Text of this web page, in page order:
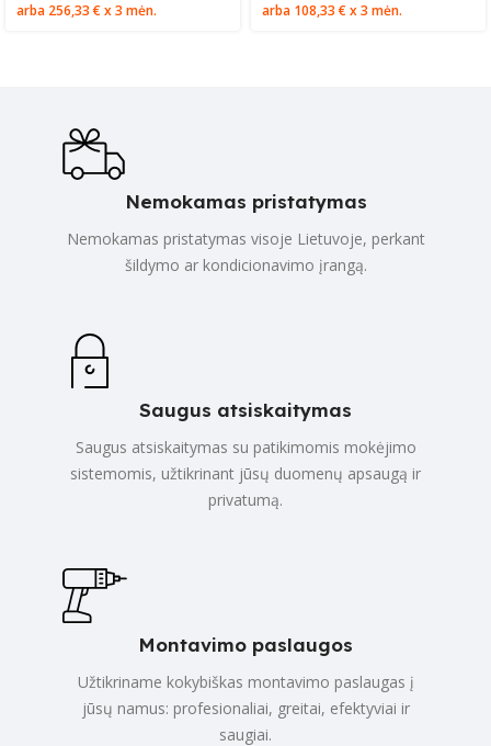
arba 256,33 €x 3 mėn. arba 108,33 €x 3 mėn.
Nemokamas pristatymas
Nemokamas pristatymas visoje Lietuvoje, perkant
šildymo ar kondicionavimo įrangą.
Saugus atsiskaitymas
Saugus atsiskaitymas su patikimomis mokėjimo
sistemomis, užtikrinant jūsų duomenų apsaugą ir
privatumą.
Montavimo paslaugos
Užtikriname kokybiškas montavimo paslaugas į
jūsų namus: profesionaliai, greitai, efektyviai ir
saugiai.